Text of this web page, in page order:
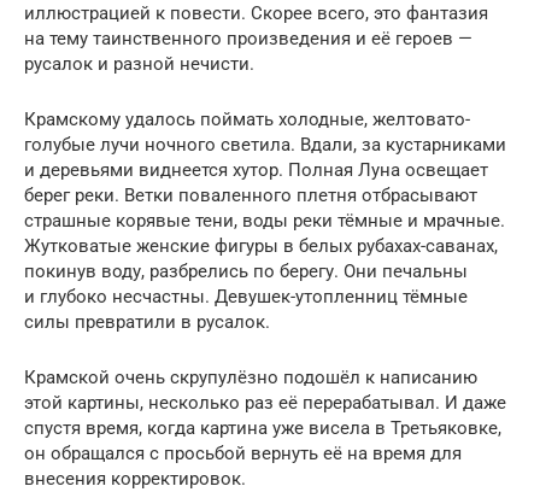
иллюстрацией к повести. Скорее всего, это фантазия
на тему таинственного произведения и её героев —
русалок и разной нечисти.
Крамскому удалось поймать холодные, желтовато-
голубые лучи ночного светила. Вдали, за кустарниками
и деревьями виднеется хутор. Полная Луна освещает
берег реки. Ветки поваленного плетня отбрасывают
страшные корявые тени, воды реки тёмные и мрачные.
Жутковатые женские фигуры в белых рубахах-саванах,
покинув воду, разбрелись по берегу. Они печальны
и глубоко несчастны. Девушек-утопленниц тёмные
силы превратили в русалок.
Крамской очень скрупулёзно подошёл к написанию
этой картины, несколько раз её перерабатывал. И даже
спустя время, когда картина уже висела в Третьяковке,
он обращался с просьбой вернуть её на время для
внесения корректировок.